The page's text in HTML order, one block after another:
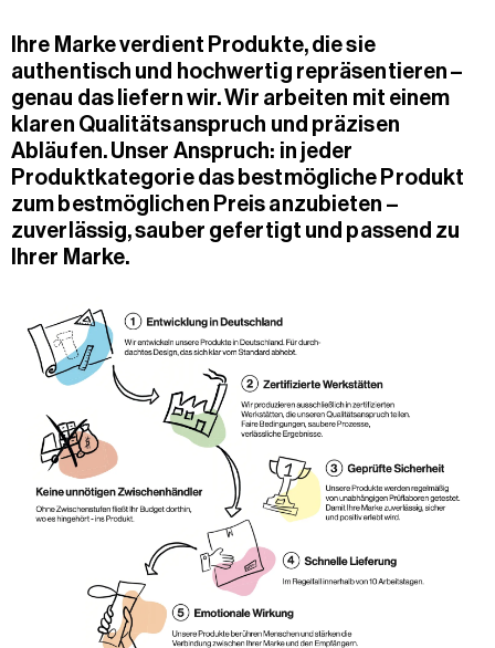
Ihre Marke verdient Produkte, die sie
authentisch und hochwertig repräsentieren –
genau das liefern wir. Wir arbeiten mit einem
klaren Qualitätsanspruch und präzisen
Abläufen. Unser Anspruch: in jeder
Produktkategorie das bestmögliche Produkt
zum bestmöglichen Preis anzubieten –
zuverlässig, sauber gefertigt und passend zu
Ihrer Marke.